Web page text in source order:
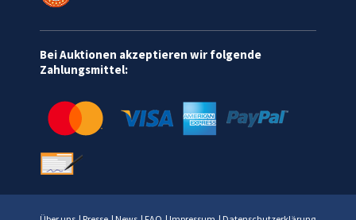
Bei Auktionen akzeptieren wir folgende
Zahlungsmittel: